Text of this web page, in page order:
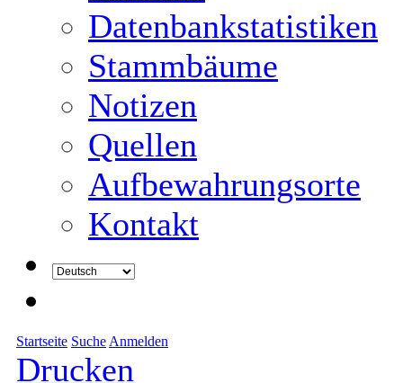
Datenbankstatistiken
Stammbäume
Notizen
Quellen
Aufbewahrungsorte
Kontakt
Startseite Suche Anmelden
Drucken